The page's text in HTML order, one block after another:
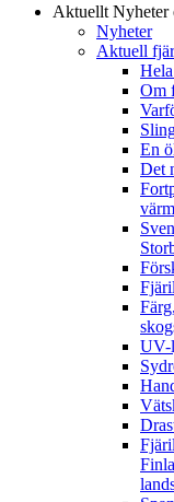
Aktuellt Nyheter
Nyheter
Aktuell
Om
En
Det
UV-